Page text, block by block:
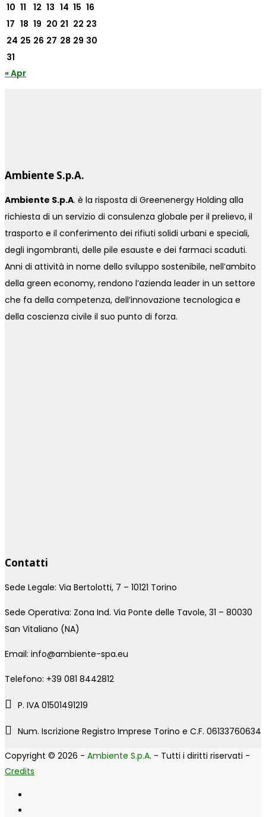
10 11 12 13 14 15 16
17 18 19 20 21 22 23
24 25 26 27 28 29 30
31
« Apr
Ambiente S.p.A.
Ambiente S.p.A. è la risposta di Greenenergy Holding alla
richiesta di un servizio di consulenza globale per il prelievo, il
trasporto e il conferimento dei rifiuti solidi urbani e speciali,
degli ingombranti, delle pile esauste e dei farmaci scaduti.
Anni di attività in nome dello sviluppo sostenibile, nell’ambito
della green economy, rendono l’azienda leader in un settore
che fa della competenza, dell’innovazione tecnologica e
della coscienza civile il suo punto di forza.
Contatti
Sede Legale: Via Bertolotti, 7 – 10121 Torino
Sede Operativa: Zona Ind. Via Ponte delle Tavole, 31 – 80030
San Vitaliano (NA)
Email: info@ambiente-spa.eu
Telefono: +39 081 8442812
P. IVA 01501491219
Num. Iscrizione Registro Imprese Torino e C.F. 06133760634
Copyright © 2026 - Ambiente S.p.A. - Tutti i diritti riservati -
Credits